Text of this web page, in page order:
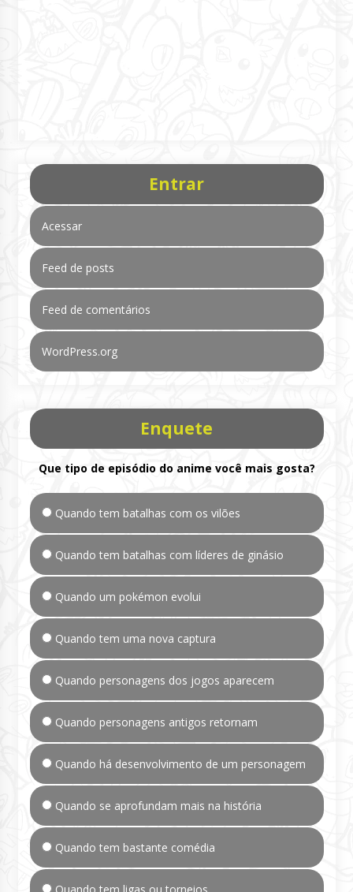
Entrar
Acessar
Feed de posts
Feed de comentários
WordPress.org
Enquete
Que tipo de episódio do anime você mais gosta?
Quando tem batalhas com os vilões
Quando tem batalhas com líderes de ginásio
Quando um pokémon evolui
Quando tem uma nova captura
Quando personagens dos jogos aparecem
Quando personagens antigos retornam
Quando há desenvolvimento de um personagem
Quando se aprofundam mais na história
Quando tem bastante comédia